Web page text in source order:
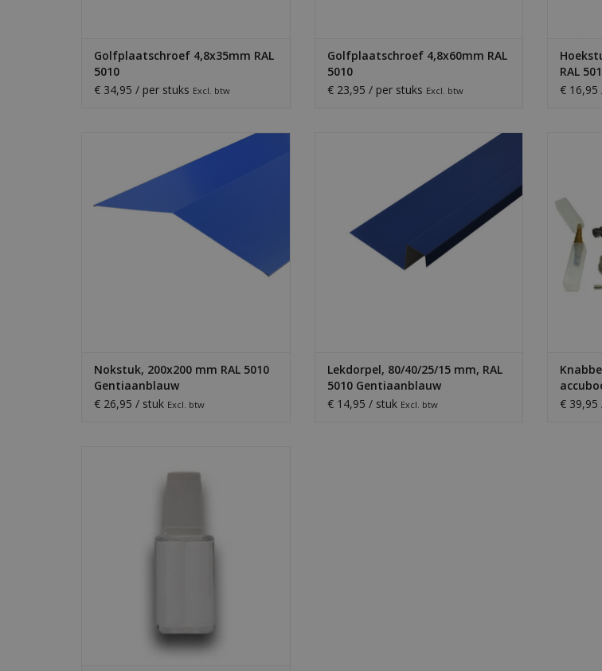
Golfplaatschroef 4,8x35mm RAL
5010
€ 34,95 / per stuks Excl. btw
Golfplaatschroef 4,8x60mm RAL
5010
€ 23,95 / per stuks Excl. btw
RAL
€ 16,95
Strak afgewerkte metalen nokstukken, op
kleur en maat leverbaar, standaard 2050
mm lang.
TOEVOEGEN AAN WINKELWAGEN
Nokstuk, 200x200 mm RAL 5010
Gentiaanblauw
€ 26,95 / stuk Excl. btw
Metalen lekdorpels voor nette
waterafvoer en strakke afwerking onder
de golfplaat, in een van onze RAL-kleuren.
Lengte 2050 mm.
TOEVOEGEN AAN WINKELWAGEN
Lekdorpel, 80/40/25/15 mm, RAL
5010 Gentiaanblauw
€ 14,95 / stuk Excl. btw
€ 39,95
van plaatwerk. Beschikbaar in al onze
standaard RAL-kleuren.